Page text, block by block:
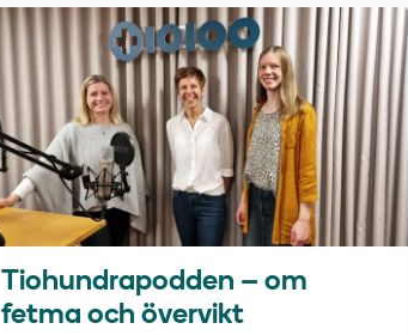
Tiohundrapodden – om
fetma och övervikt